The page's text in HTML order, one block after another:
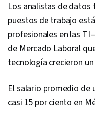
Design
Artificial
Portfolio
Los analistas de datos
puestos de trabajo
profesionales en las
de Mercado Laboral
tecnología crecieron
El salario promedio de
casi 15 por ciento en